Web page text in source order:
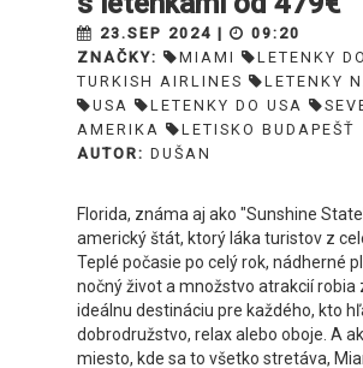
23.SEP 2024 |
09:20
ZNAČKY:
MIAMI
LETENKY
TURKISH AIRLINES
LETENKY
USA
LETENKY DO USA
AMERIKA
LETISKO BUDAPEŠŤ
AUTOR: DUŠAN
Florida, známa aj ako "Sunshine
americký štát, ktorý láka turistov z
Teplé počasie po celý rok, nádherné
nočný život a množstvo atrakcií robia
ideálnu destináciu pre každého, kto
dobrodružstvo, relax alebo oboje. A
miesto, kde sa to všetko stretáva,